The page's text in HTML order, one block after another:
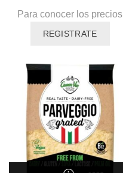
Para conocer los precios
REGISTRATE